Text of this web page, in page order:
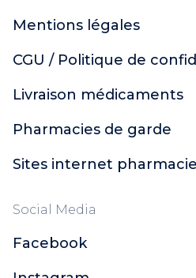
Mentions légales
CGU / Politique de
Livraison médicaments
Pharmacies de garde
Sites internet pharmacie
Social Media
Facebook